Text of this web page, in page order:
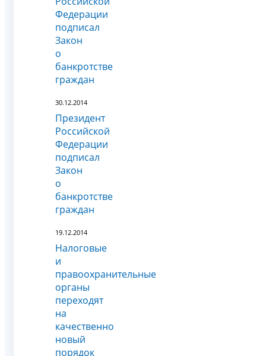
Федерации
подписал
Закон
о
банкротстве
граждан
30.12.2014
Президент
Российской
Федерации
подписал
Закон
о
банкротстве
граждан
19.12.2014
Налоговые
и
правоохранительные
органы
переходят
на
качественно
новый
порядок